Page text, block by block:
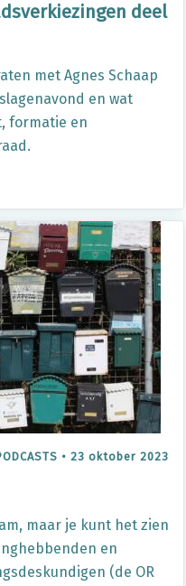
deel
met Agnes Schaap
en wat
formatie en
• 23 oktober 2023
maar je kunt het zien
en
(de OR